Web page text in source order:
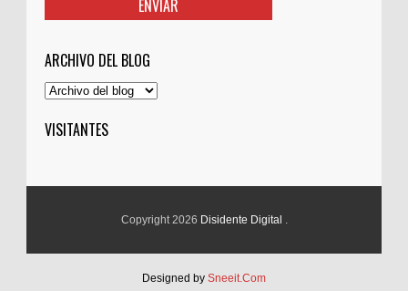
ARCHIVO DEL BLOG
VISITANTES
Copyright 2026 Disidente Digital
Designed by Sneeit.Com